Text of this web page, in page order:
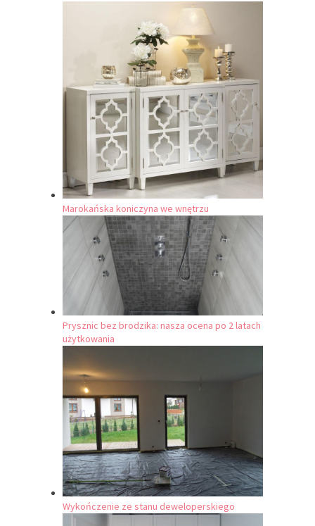
Marokańska koniczyna we wnętrzu
Prysznic bez brodzika: nasza ocena po 2 latach
użytkowania
Wykończenie ze stanu deweloperskiego